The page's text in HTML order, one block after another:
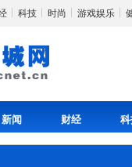
科技 时尚 游戏娱乐
新闻 财经